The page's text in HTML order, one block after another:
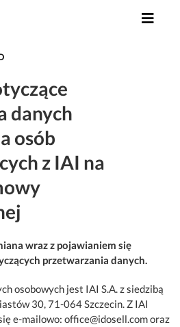
danych
osób
z IAI na
wraz z pojawianiem się
przetwarzania danych.
osobowych jest IAI S.A. z siedzibą
30, 71-064 Szczecin. Z IAI
e-mailowo: office@idosell.com oraz